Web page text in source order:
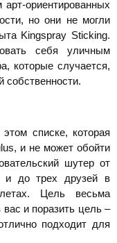
ориентированных
но они не могли
Kingspray Sticking.
себя уличным
которые случается,
собственности.
списке, которая
и не может обойти
шутер от
и до трех друзей в
Цель весьма
и поразить цель –
подходит для